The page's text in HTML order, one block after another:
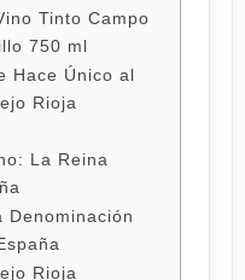
Tinto Campo
750 ml
Hace Único al
Rioja
La Reina
Denominación
Rioja